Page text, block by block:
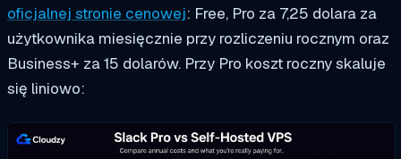
oficjalnej stronie cenowej: Free, Pro za 7,25 dolara za
użytkownika miesięcznie przy rozliczeniu rocznym oraz
Business+ za 15 dolarów. Przy Pro koszt roczny skaluje
się liniowo: